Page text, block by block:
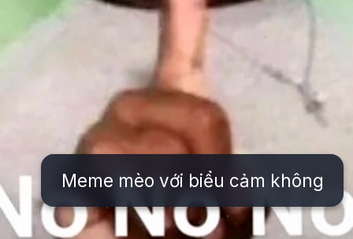
Meme mèo với biểu cảm không